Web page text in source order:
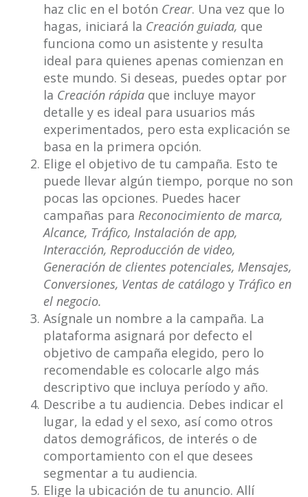
haz clic en el botón Crear. Una vez que lo
hagas, iniciará la Creación guiada, que
funciona como un asistente y resulta
ideal para quienes apenas comienzan en
este mundo. Si deseas, puedes optar por
la Creación rápidaque incluye mayor
detalle y es ideal para usuarios más
experimentados, pero esta explicación se
basa en la primera opción.
Elige el objetivo de tu campaña. Esto te
puede llevar algún tiempo, porque no son
pocas las opciones. Puedes hacer
campañas para Reconocimiento de marca,
Alcance, Tráfico, Instalación de app,
Interacción, Reproducción de video,
Generación de clientes potenciales, Mensajes,
Conversiones, Ventas de catálogo yTráfico en
el negocio.
Asígnale un nombre a la campaña. La
plataforma asignará por defecto el
objetivo de campaña elegido, pero lo
recomendable es colocarle algo más
descriptivo que incluya período y año.
Describe a tu audiencia. Debes indicar el
lugar, la edad y el sexo, así como otros
datos demográficos, de interés o de
comportamiento con el que desees
segmentar a tu audiencia.
Elige la ubicación de tu anuncio. Allí